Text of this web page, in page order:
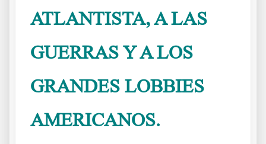
ATLANTISTA, A LAS
GUERRAS Y A LOS
GRANDES LOBBIES
AMERICANOS.